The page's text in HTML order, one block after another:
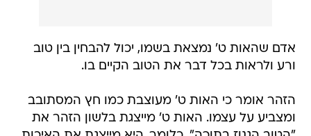
אדם שהאות ט' נמצאת בשמו, יכול להבחין בין טוב
ורע ולראות בכל דבר את הטוב הקיים בו.
הזהר אומר כי האות ט' מעוצבת כמו חץ המסתובב
ומצביע על עצמו. האות ט' מייצגת בלשון הזהר את